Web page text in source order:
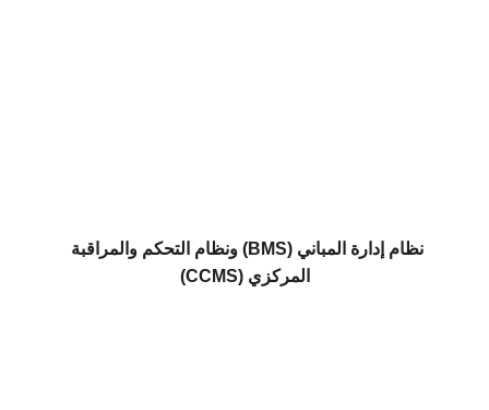
نظام إدارة المباني (BMS) ونظام التحكم والمراقبة
المركزي (CCMS)